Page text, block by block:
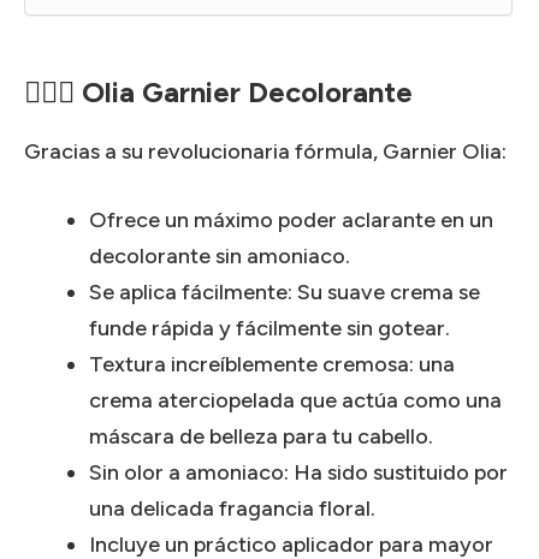
👱🏽‍♀️ Olia Garnier Decolorante
Gracias a su revolucionaria fórmula, Garnier Olia:
Ofrece un máximo poder aclarante en un
decolorante sin amoniaco.
Se aplica fácilmente: Su suave crema se
funde rápida y fácilmente sin gotear.
Textura increíblemente cremosa: una
crema aterciopelada que actúa como una
máscara de belleza para tu cabello.
Sin olor a amoniaco: Ha sido sustituido por
una delicada fragancia floral.
Incluye un práctico aplicador para mayor